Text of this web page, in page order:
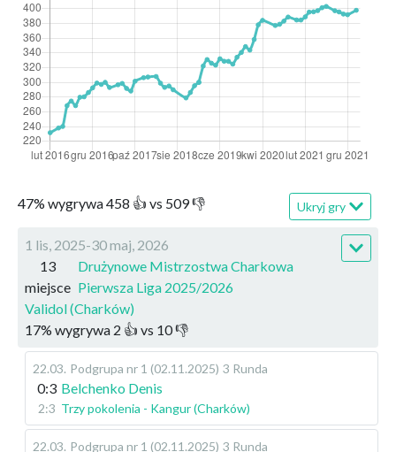
47% wygrywa458 👍 vs 509👎 Ukryj gry
1 lis, 2025-30 maj, 2026
13
miejsce
Drużynowe Mistrzostwa Charkowa
Pierwsza Liga 2025/2026
Validol (Charków)
17% wygrywa 2 👍 vs 10👎
22.03. Podgrupa nr 1 (02.11.2025) 3 Runda
0:3 Belchenko Denis
2:3 Trzy pokolenia - Kangur (Charków)
22.03. Podgrupa nr 1 (02.11.2025) 3 Runda